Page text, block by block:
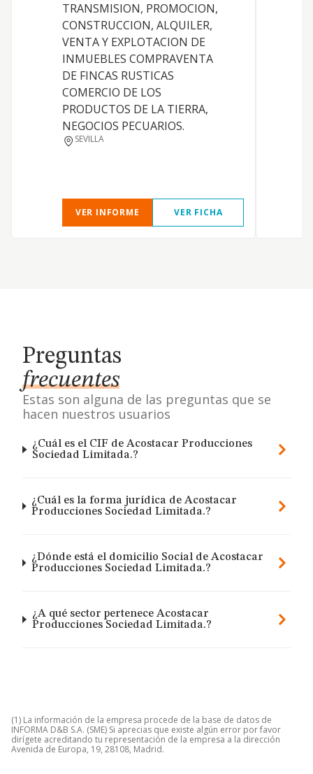
TRANSMISION, PROMOCION,
CONSTRUCCION, ALQUILER,
VENTA Y EXPLOTACION DE
INMUEBLES COMPRAVENTA
DE FINCAS RUSTICAS
COMERCIO DE LOS
PRODUCTOS DE LA TIERRA,
NEGOCIOS PECUARIOS.
SEVILLA
VER INFORME VER FICHA
Preguntas
frecuentes
Estas son alguna de las preguntas que se
hacen nuestros usuarios
¿Cuál es el CIF de Acostacar Producciones
Sociedad Limitada.?
¿Cuál es la forma jurídica de Acostacar
Producciones Sociedad Limitada.?
¿Dónde está el domicilio Social de Acostacar
Producciones Sociedad Limitada.?
¿A qué sector pertenece Acostacar
Producciones Sociedad Limitada.?
(1) La información de la empresa procede de la base de datos de
INFORMA D&B S.A. (SME) Si aprecias que existe algún error por favor
dirígete acreditando tu representación de la empresa a la dirección
Avenida de Europa, 19, 28108, Madrid.